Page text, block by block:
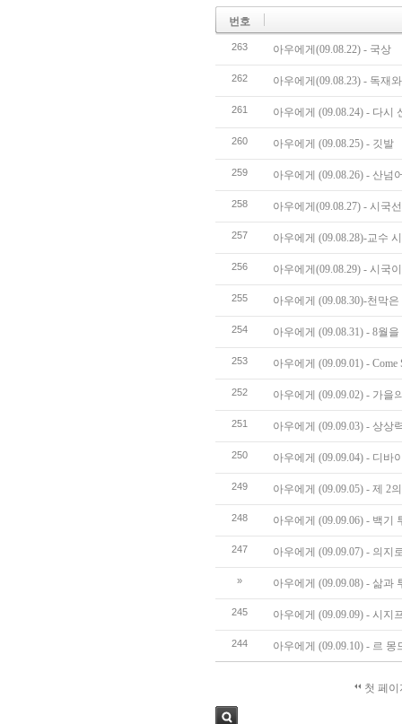
번호
263 아우에게(09.08.22) - 국상
262 아우에게(09.08.23) - 독재
261 아우에게 (09.08.24) - 다시
260 아우에게 (09.08.25) - 깃발
259 아우에게 (09.08.26) - 산넘
258 아우에게(09.08.27) - 시국
257 아우에게 (09.08.28)-교수
256 아우에게(09.08.29) - 시국
255 아우에게 (09.08.30)-천막
254 아우에게 (09.08.31) - 8월
253 아우에게 (09.09.01) - Come
252 아우에게 (09.09.02) - 가을
251 아우에게 (09.09.03) - 상상
250 아우에게 (09.09.04) - 디바
249 아우에게 (09.09.05) - 제 2
248 아우에게 (09.09.06) - 백기
247 아우에게 (09.09.07) - 의지
» 아우에게 (09.09.08) - 삶과
245 아우에게 (09.09.09) - 시지
244 아우에게 (09.09.10) - 르
첫 페이